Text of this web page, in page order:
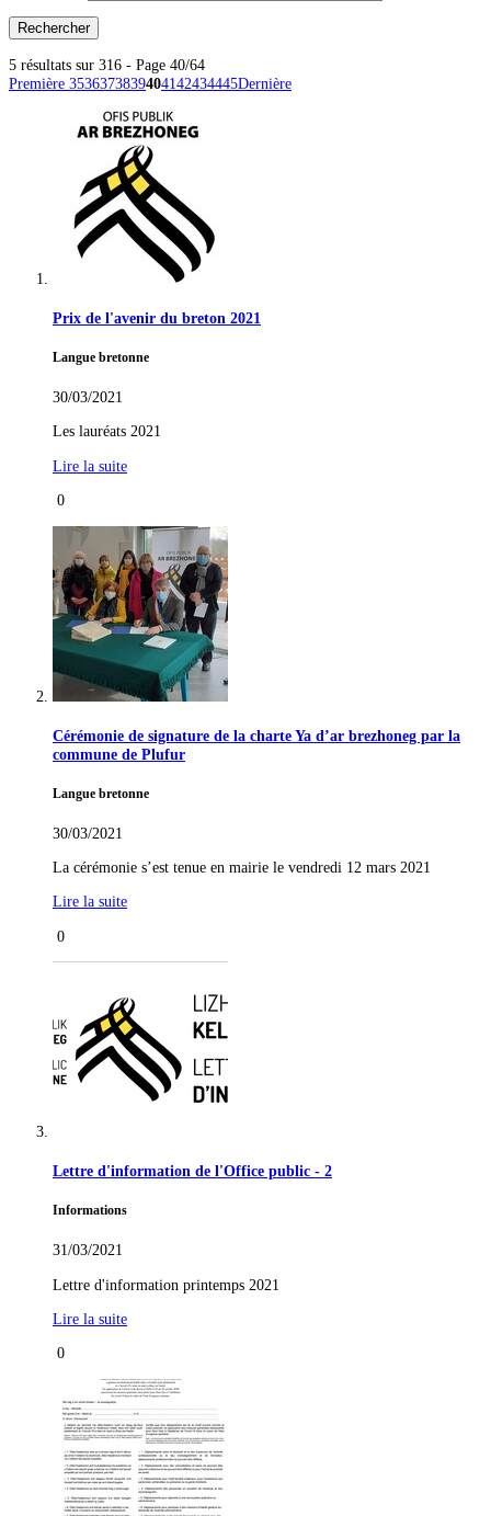
5 résultats sur 316 - Page 40/64
Première 3536373839404142434445Dernière
Prix de l'avenir du breton 2021
Langue bretonne
30/03/2021
Les lauréats 2021
Lire la suite
0
Cérémonie de signature de la charte Ya d’ar brezhoneg par la
commune de Plufur
Langue bretonne
30/03/2021
La cérémonie s’est tenue en mairie le vendredi 12 mars 2021
Lire la suite
0
Lettre d'information de l'Office public - 2
Informations
31/03/2021
Lettre d'information printemps 2021
Lire la suite
0